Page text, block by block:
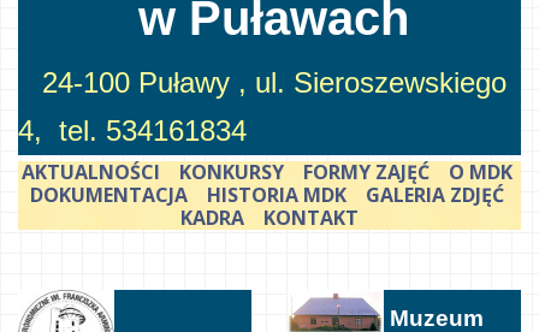
w Puławach
24-100 Puławy , ul. Sieroszewskiego
4, tel. 534161834
AKTUALNOŚCI KONKURSY FORMY ZAJĘĆ
O MDK
DOKUMENTACJA
HISTORIA MDK
GALERIA ZDJĘĆ
KADRA
KONTAKT
Muzeum